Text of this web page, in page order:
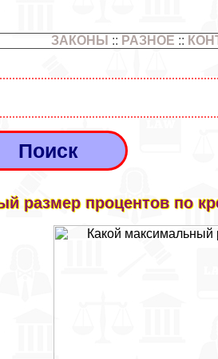
ЗАКОНЫ :: РАЗНОЕ ::
размер процентов по